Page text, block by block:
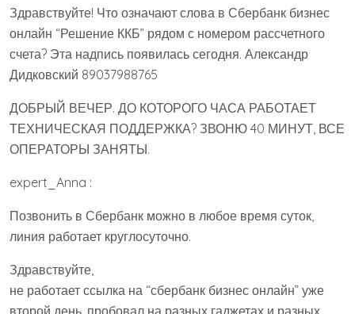
Здравствуйте! Что означают слова в Сбербанк бизнес
онлайн “Решение ККБ” рядом с номером рассчетного
счета? Эта надпись появилась сегодня. Александр
Дидковский 89037988765
ДОБРЫЙ ВЕЧЕР. ДО КОТОРОГО ЧАСА РАБОТАЕТ
ТЕХНИЧЕСКАЯ ПОДДЕРЖКА? ЗВОНЮ 40 МИНУТ, ВСЕ
ОПЕРАТОРЫ ЗАНЯТЫ.
expert_Anna :
Позвонить в Сбербанк можно в любое время суток,
линия работает круглосуточно.
Здравствуйте,
не работает ссылка на “сбербанк бизнес онлайн” уже
второй день. пробовал на разных гаджетах и разных